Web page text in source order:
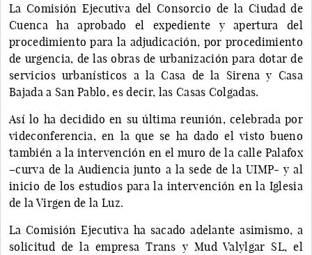
La Comisión Ejecutiva del Consorcio de la Ciudad de
Cuenca ha aprobado el expediente y apertura del
procedimiento para la adjudicación, por procedimiento
de urgencia, de las obras de urbanización para dotar de
servicios urbanísticos a la Casa de la Sirena y Casa
Bajada a San Pablo, es decir, las Casas Colgadas.
Así lo ha decidido en su última reunión, celebrada por
videconferencia, en la que se ha dado el visto bueno
también a la intervención en el muro de la calle Palafox
–curva de la Audiencia junto a la sede de la UIMP- y al
inicio de los estudios para la intervención en la Iglesia
de la Virgen de la Luz.
La Comisión Ejecutiva ha sacado adelante asimismo, a
solicitud de la empresa Trans y Mud Valylgar SL, el